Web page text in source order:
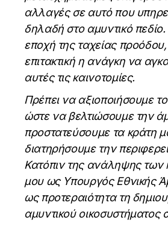
αλλαγές σε αυτό που
δηλαδή στο αμυντικό
εποχή της ταχείας προόδου,
επιτακτική η ανάγκη να
αυτές τις καινοτομίες.
Πρέπει να αξιοποιήσουμε
ώστε να βελτιώσουμε την
προστατεύσουμε τα κράτη
διατηρήσουμε την
Κατόπιν της ανάληψης των
μου ως Υπουργός Εθνικής
ως προτεραιότητα τη
αμυντικού οικοσυστήματος